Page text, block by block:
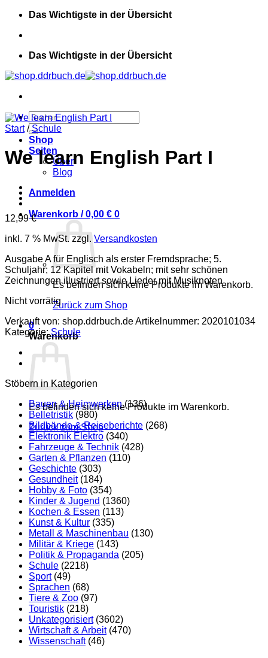
Zum
springen
Das Wichtigste in der Übersicht
Das Wichtigste in der Übersicht
Suchen
nach:
Shop
Seiten
Über
Blog
Anmelden
Warenkorb /0,00 € 0
Es befinden sich keine Produkte im Warenkorb.
Zurück zum Shop
0
Warenkorb
Es befinden sich keine Produkte im Warenkorb.
Zurück zum Shop
Start / Schule
We learn English Part I
12,99€
inkl. 7 % MwSt. zzgl. Versandkosten
Ausgabe A für Englisch als erster Fremdsprache; 5.
Schuljahr; 12 Kapitel mit Vokabeln; mit sehr schönen
Zeichnungen illustriert sowie Lieder mit Musiknoten
Nicht vorrätig
Verkauft von: shop.ddrbuch.deArtikelnummer: 2020101034
Kategorie:Schule
Stöbern in Kategorien
Bauen & Heimwerken (136)
Belletristik (980)
Bildbände & Reiseberichte (268)
Elektronik Elektro (340)
Fahrzeuge & Technik (428)
Garten & Pflanzen (110)
Geschichte (303)
Gesundheit (184)
Hobby & Foto (354)
Kinder & Jugend (1360)
Kochen & Essen (113)
Kunst & Kultur (335)
Metall & Maschinenbau (130)
Militär & Kriege (143)
Politik & Propaganda (205)
Schule (2218)
Sport (49)
Sprachen (68)
Tiere & Zoo (97)
Touristik (218)
Unkategorisiert (3602)
Wirtschaft & Arbeit (470)
Wissenschaft (46)